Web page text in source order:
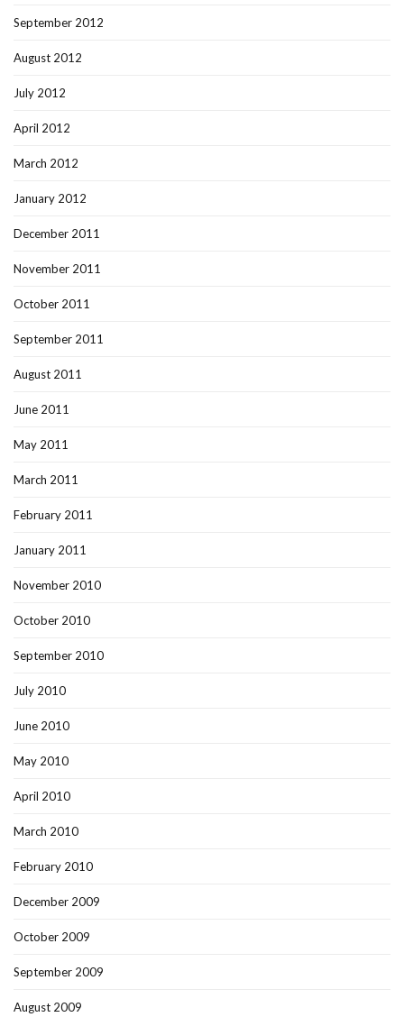
September 2012
August 2012
July 2012
April 2012
March 2012
January 2012
December 2011
November 2011
October 2011
September 2011
August 2011
June 2011
May 2011
March 2011
February 2011
January 2011
November 2010
October 2010
September 2010
July 2010
June 2010
May 2010
April 2010
March 2010
February 2010
December 2009
October 2009
September 2009
August 2009